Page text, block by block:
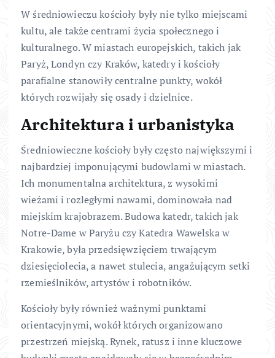
W średniowieczu kościoły były nie tylko miejscami
kultu, ale także centrami życia społecznego i
kulturalnego. W miastach europejskich, takich jak
Paryż, Londyn czy Kraków, katedry i kościoły
parafialne stanowiły centralne punkty, wokół
których rozwijały się osady i dzielnice.
Architektura i urbanistyka
Średniowieczne kościoły były często największymi i
najbardziej imponującymi budowlami w miastach.
Ich monumentalna architektura, z wysokimi
wieżami i rozległymi nawami, dominowała nad
miejskim krajobrazem. Budowa katedr, takich jak
Notre-Dame w Paryżu czy Katedra Wawelska w
Krakowie, była przedsięwzięciem trwającym
dziesięciolecia, a nawet stulecia, angażującym setki
rzemieślników, artystów i robotników.
Kościoły były również ważnymi punktami
orientacyjnymi, wokół których organizowano
przestrzeń miejską. Rynek, ratusz i inne kluczowe